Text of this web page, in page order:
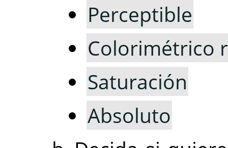
Perceptible
Colorimétrico
Saturación
Absoluto